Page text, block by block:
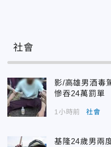
社會
影/高雄男酒毒
慘吞24萬罰單
1小時前 社會
基隆24歲男兩